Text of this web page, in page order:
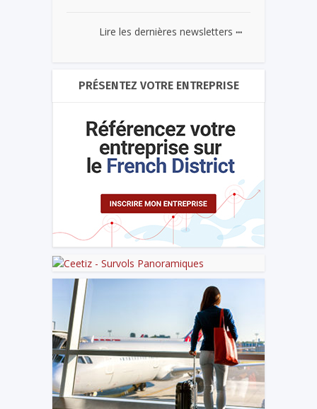
Lire les dernières newsletters ...
PRÉSENTEZ VOTRE ENTREPRISE